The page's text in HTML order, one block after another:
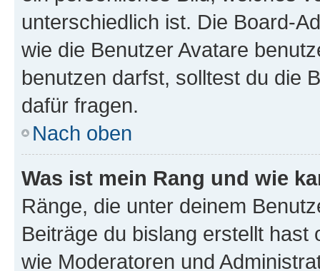
unterschiedlich ist. Die Board-
wie die Benutzer Avatare
benutzen darfst, solltest du die
dafür fragen.
Nach oben
Was ist mein Rang und wie
Ränge, die unter deinem
Beiträge du bislang erstellt
wie Moderatoren und